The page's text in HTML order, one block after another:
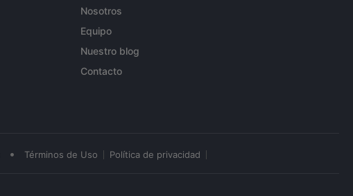
Nosotros
Equipo
Nuestro blog
Contacto
• Términos de Uso Política de privacidad